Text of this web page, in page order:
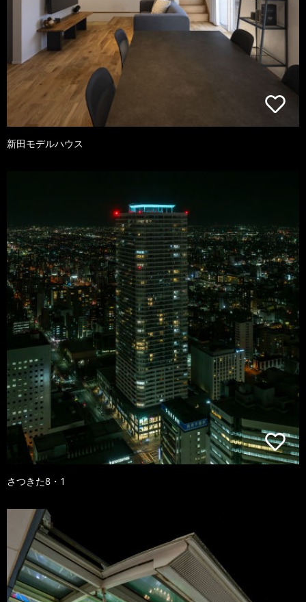
新田モデルハウス
さつきた8・1